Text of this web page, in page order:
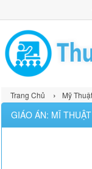
Trang Chủ › Mỹ Thuật
GIÁO ÁN: MĨ